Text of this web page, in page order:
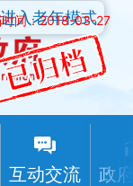
时间：2018-03-27
互动交流 政
进入老年模式